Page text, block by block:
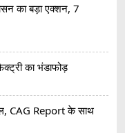
का बड़ा एक्शन, 7
का भंडाफोड़
CAG Report के साथ